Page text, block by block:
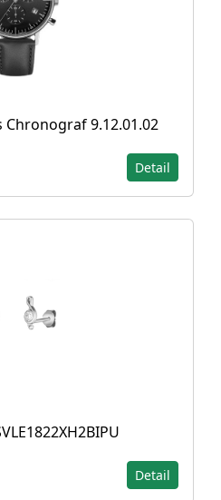
Chronograf 9.12.01.02
Detail
Detail